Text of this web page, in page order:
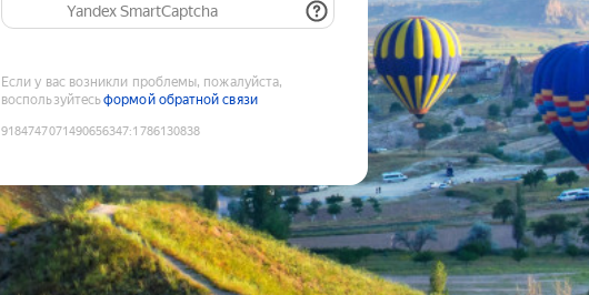
Yandex SmartCaptcha
Если у вас возникли проблемы, пожалуйста,
воспользуйтесьформой обратной связи
9184747071490656347:1786130838